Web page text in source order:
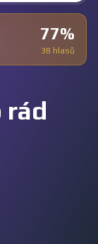
77%
38 hlasů
rád